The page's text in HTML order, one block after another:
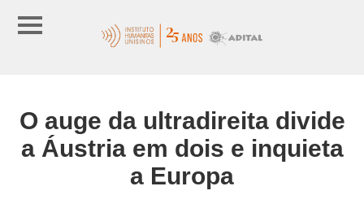
O auge da ultradireita divide
a Áustria em dois e inquieta
a Europa